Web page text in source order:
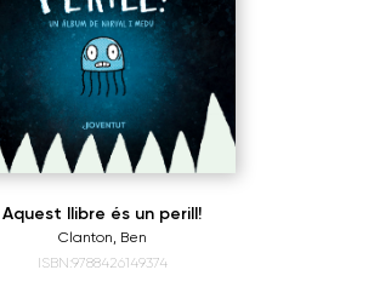
Aquest llibre és un perill!
Clanton, Ben
ISBN:9788426149374